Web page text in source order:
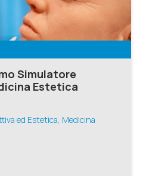
Simulatore
Estetica
ed Estetica, Medicina